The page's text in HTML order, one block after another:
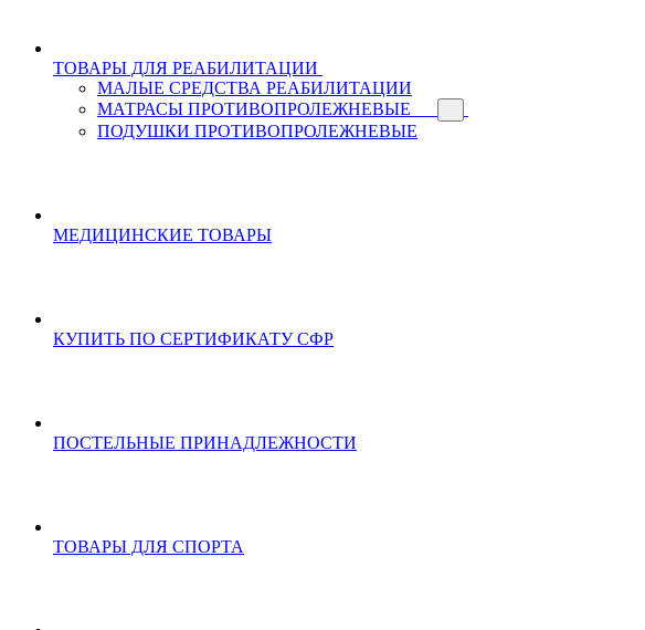
ТОВАРЫ ДЛЯ РЕАБИЛИТАЦИИ
МАЛЫЕ СРЕДСТВА РЕАБИЛИТАЦИИ
МАТРАСЫ ПРОТИВОПРОЛЕЖНЕВЫЕ
ПОДУШКИ ПРОТИВОПРОЛЕЖНЕВЫЕ
МЕДИЦИНСКИЕ ТОВАРЫ
КУПИТЬ ПО СЕРТИФИКАТУ СФР
ПОСТЕЛЬНЫЕ ПРИНАДЛЕЖНОСТИ
ТОВАРЫ ДЛЯ СПОРТА